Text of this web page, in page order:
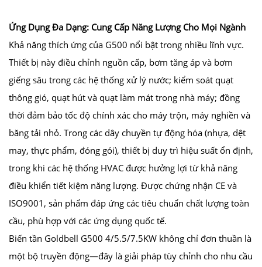
Ứng Dụng Đa Dạng: Cung Cấp Năng Lượng Cho Mọi Ngành
Khả năng thích ứng của G500 nổi bật trong nhiều lĩnh vực.
Thiết bị này điều chỉnh nguồn cấp, bơm tăng áp và bơm
giếng sâu trong các hệ thống xử lý nước; kiểm soát quạt
thông gió, quạt hút và quạt làm mát trong nhà máy; đồng
thời đảm bảo tốc độ chính xác cho máy trộn, máy nghiền và
băng tải nhỏ. Trong các dây chuyền tự động hóa (nhựa, dệt
may, thực phẩm, đóng gói), thiết bị duy trì hiệu suất ổn định,
trong khi các hệ thống HVAC được hưởng lợi từ khả năng
điều khiển tiết kiệm năng lượng. Được chứng nhận CE và
ISO9001, sản phẩm đáp ứng các tiêu chuẩn chất lượng toàn
cầu, phù hợp với các ứng dụng quốc tế.
Biến tần Goldbell G500 4/5.5/7.5KW không chỉ đơn thuần là
một bộ truyền động—đây là giải pháp tùy chỉnh cho nhu cầu